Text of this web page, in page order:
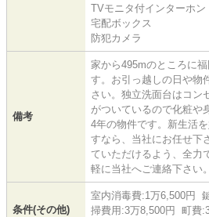
TVモニタ付インターホン
宅配ボックス
防犯カメラ
備考
家から495mのところに
す。お引っ越しの日や物
さい。独立洗面台はコン
がついているので化粧や
4年の物件です。新生活
すなら、当社にお任せ下
ていただけるよう、全力
軽に当社へご連絡下さい。
条件(その他)
室内消毒費:1万6,500円
掃費用:3万8,500円 町費